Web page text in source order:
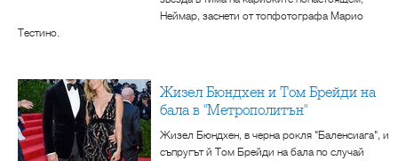
Неймар, заснети от топфотографа Марио
Тестино.
Жизел Бюндхен и Том Брейди на
бала в "Метрополитън"
Жизел Бюндхен, в черна рокля "Баленсиага", и
съпругът й Том Брейди на бала по случай